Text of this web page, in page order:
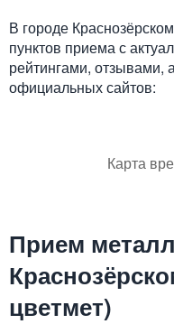
В городе
пунктов приема с
рейтингами, отзывами,
официальных сайтов:
Карта
Прием
цветмет)